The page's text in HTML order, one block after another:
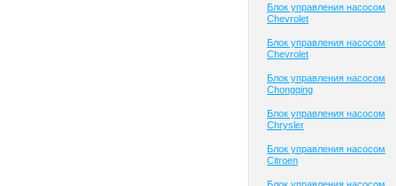
Блок управления насосом
Chevrolet
Блок управления насосом
Chevrolet
Блок управления насосом
Chongqing
Блок управления насосом
Chrysler
Блок управления насосом
Citroen